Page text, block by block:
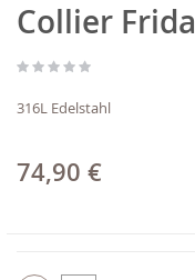
Anfang
der
springen
Collier Frida
316L Edelstahl
74,90 €